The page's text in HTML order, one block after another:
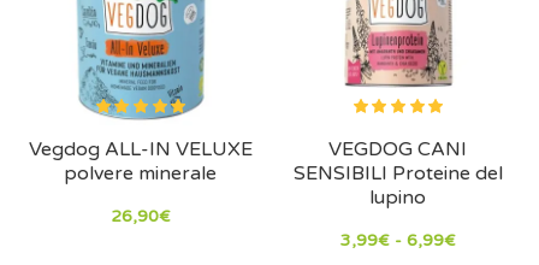
Vegdog ALL-IN VELUXE
polvere minerale
26,90€
VEGDOG CANI
SENSIBILI Proteine ​​del
lupino
3,99€ - 6,99€